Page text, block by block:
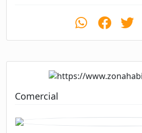
Comercial